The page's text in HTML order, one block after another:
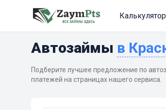
Калькулятор
Автозаймы в
Подберите лучшее предложение по
платежей на страницах нашего сервиса.